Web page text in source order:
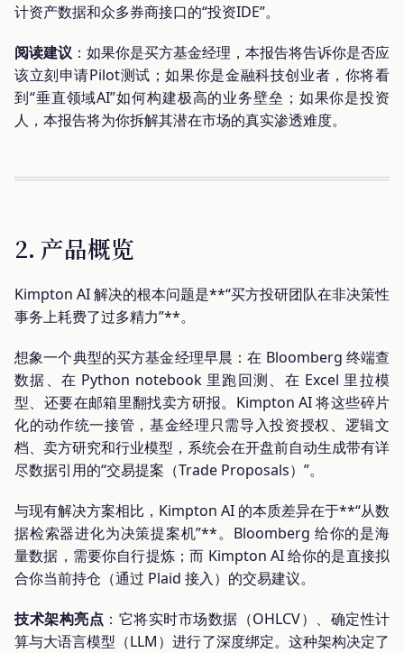
计资产数据和众多券商接口的“投资IDE”。
阅读建议 ：如果你是买方基金经理，本报告将告诉你是否应
该立刻申请Pilot测试；如果你是金融科技创业者，你将看
到“垂直领域AI”如何构建极高的业务壁垒；如果你是投资
人，本报告将为你拆解其潜在市场的真实渗透难度。
2. 产品概览
Kimpton AI 解决的根本问题是**“买方投研团队在非决策性
事务上耗费了过多精力”**。
想象一个典型的买方基金经理早晨：在 Bloomberg 终端查
数据、在 Python notebook 里跑回测、在 Excel 里拉模
型、还要在邮箱里翻找卖方研报。Kimpton AI 将这些碎片
化的动作统一接管，基金经理只需导入投资授权、逻辑文
档、卖方研究和行业模型，系统会在开盘前自动生成带有详
尽数据引用的“交易提案（Trade Proposals）”。
与现有解决方案相比，Kimpton AI 的本质差异在于**“从数
据检索器进化为决策提案机”**。Bloomberg 给你的是海
量数据，需要你自行提炼；而 Kimpton AI 给你的是直接拟
合你当前持仓（通过 Plaid 接入）的交易建议。
技术架构亮点 ：它将实时市场数据（OHLCV）、确定性计
算与大语言模型（LLM）进行了深度绑定。这种架构决定了